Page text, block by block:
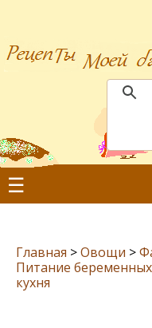
☰
Главная >Овощи >
Питание
кухня